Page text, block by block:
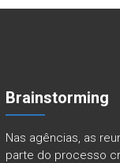
Brainstorming
Nas agências, as
parte do processo